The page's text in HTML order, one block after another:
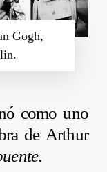
Gogh,
como uno
de Arthur
.